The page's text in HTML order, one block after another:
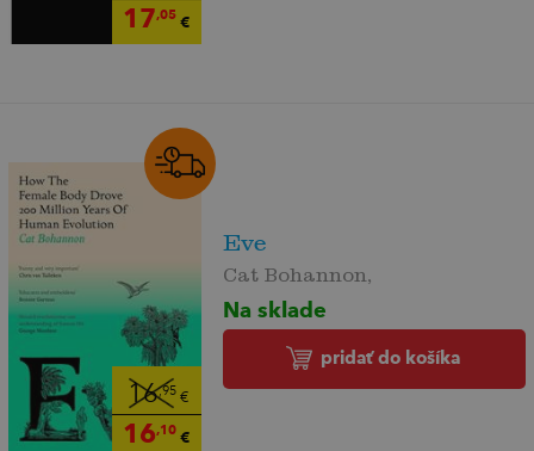
17,05€
16,95€
16,10€
Eve
Cat Bohannon,
Na sklade
pridať do košíka